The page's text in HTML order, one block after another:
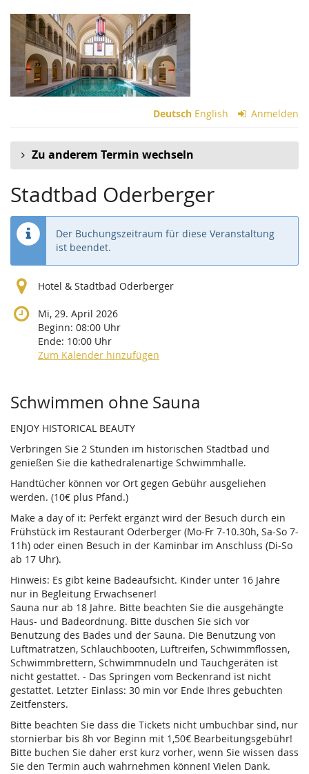
Zum
Haupt-
Inhalt
springen
Deutsch English Anmelden
Zu anderem Termin wechseln
Stadtbad Oderberger
Der Buchungszeitraum für diese Veranstaltung
ist beendet.
Hotel & Stadtbad Oderberger
Mi, 29. April 2026
Beginn: 08:00 Uhr
Ende: 10:00 Uhr
Zum Kalender hinzufügen
Produkte
Schwimmen ohne Sauna
ENJOY HISTORICAL BEAUTY
Verbringen Sie 2 Stunden im historischen Stadtbad und
genießen Sie die kathedralenartige Schwimmhalle.
Handtücher können vor Ort gegen Gebühr ausgeliehen
werden. (10€ plus Pfand.)
Make a day of it: Perfekt ergänzt wird der Besuch durch ein
Frühstück im Restaurant Oderberger (Mo-Fr 7-10.30h, Sa-So 7-
11h) oder einen Besuch in der Kaminbar im Anschluss (Di-So
ab 17 Uhr).
Hinweis: Es gibt keine Badeaufsicht. Kinder unter 16 Jahre
nur in Begleitung Erwachsener!
Sauna nur ab 18 Jahre. Bitte beachten Sie die ausgehängte
Haus- und Badeordnung. Bitte duschen Sie sich vor
Benutzung des Bades und der Sauna. Die Benutzung von
Luftmatratzen, Schlauchbooten, Luftreifen, Schwimmflossen,
Schwimmbrettern, Schwimmnudeln und Tauchgeräten ist
nicht gestattet. - Das Springen vom Beckenrand ist nicht
gestattet. Letzter Einlass: 30 min vor Ende Ihres gebuchten
Zeitfensters.
Bitte beachten Sie dass die Tickets nicht umbuchbar sind, nur
stornierbar bis 8h vor Beginn mit 1,50€ Bearbeitungsgebühr!
Bitte buchen Sie daher erst kurz vorher, wenn Sie wissen dass
Sie den Termin auch wahrnehmen können! Vielen Dank.